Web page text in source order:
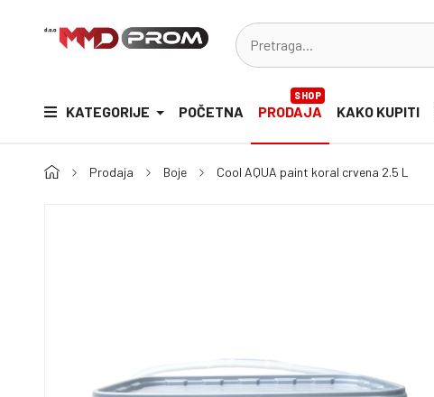
KATEGORIJE POČETNA PRODAJA
SHOP
KAKO KUPITI
Prodaja Boje Cool AQUA paint koral crvena 2.5 L